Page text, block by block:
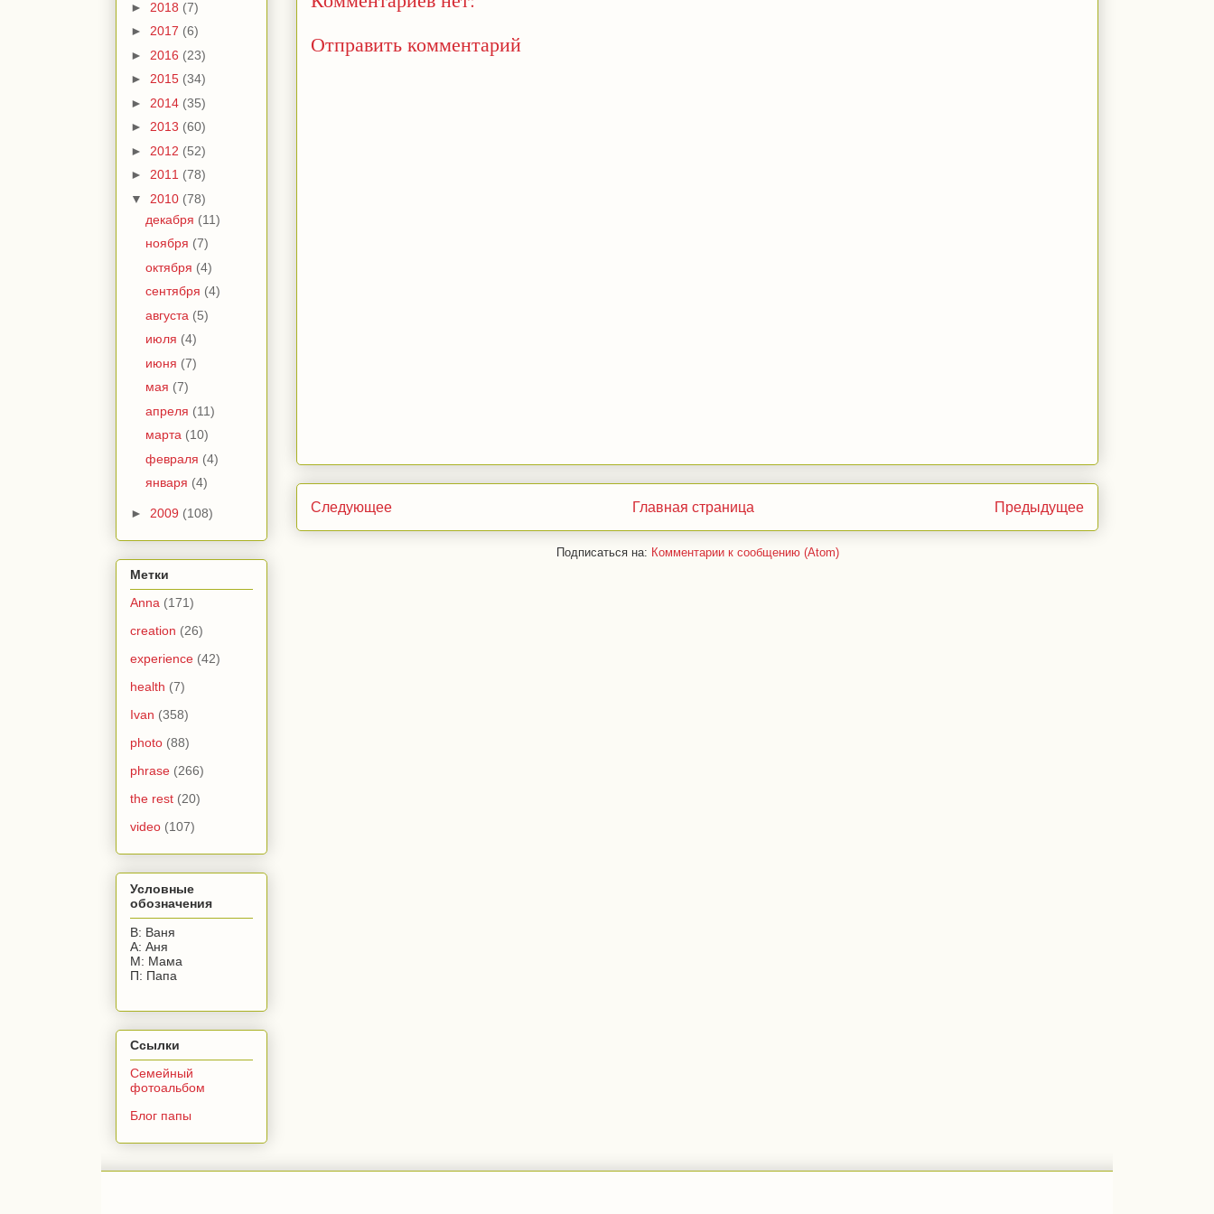
Отправить комментарий
Следующее Предыдущее
Главная страница
Подписаться на: Комментарии к сообщению (Atom)
► 2018 (7)
► 2017 (6)
► 2016 (23)
► 2015 (34)
► 2014 (35)
► 2013 (60)
► 2012 (52)
► 2011 (78)
▼ 2010 (78)
декабря (11)
ноября (7)
октября (4)
сентября (4)
августа (5)
июля (4)
июня (7)
мая (7)
апреля (11)
марта (10)
февраля (4)
января (4)
► 2009 (108)
Метки
Anna (171)
creation (26)
experience (42)
health (7)
Ivan (358)
photo (88)
phrase (266)
the rest (20)
video (107)
Условные
обозначения
В: Ваня
А: Аня
М: Мама
П: Папа
Ссылки
Семейный
фотоальбом
Блог папы